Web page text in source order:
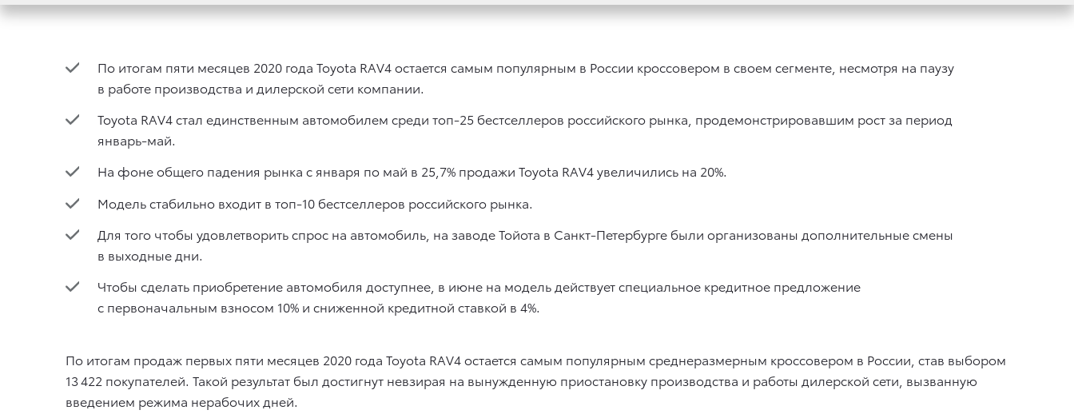
По итогам пяти месяцев 2020 года Toyota RAV4 остается самым популярным в России кроссовером в своем сегменте, несмотря на паузу
в работе производства и дилерской сети компании.
Toyota RAV4 стал единственным автомобилем среди топ-25 бестселлеров российского рынка, продемонстрировавшим рост за период
январь-май.
На фоне общего падения рынка с января по май в 25,7% продажи Toyota RAV4 увеличились на 20%.
Модель стабильно входит в топ-10 бестселлеров российского рынка.
Для того чтобы удовлетворить спрос на автомобиль, на заводе Тойота в Санкт-Петербурге были организованы дополнительные смены
в выходные дни.
Чтобы сделать приобретение автомобиля доступнее, в июне на модель действует специальное кредитное предложение
с первоначальным взносом 10% и сниженной кредитной ставкой в 4%.
По итогам продаж первых пяти месяцев 2020 года Toyota RAV4 остается самым популярным cреднеразмерным кроссовером в России, став выбором
13 422 покупателей. Такой результат был достигнут невзирая на вынужденную приостановку производства и работы дилерской сети, вызванную
введением режима нерабочих дней.